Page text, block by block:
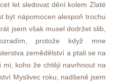
let sledovat dění kolem Zlaté
nápomocen alespoň trochu
jsem však musel dodržet slib,
protože když mne
zemědělství a ptali se na
mi, koho že chtějí navrhnout na
Myslivec roku, nadšeně jsem